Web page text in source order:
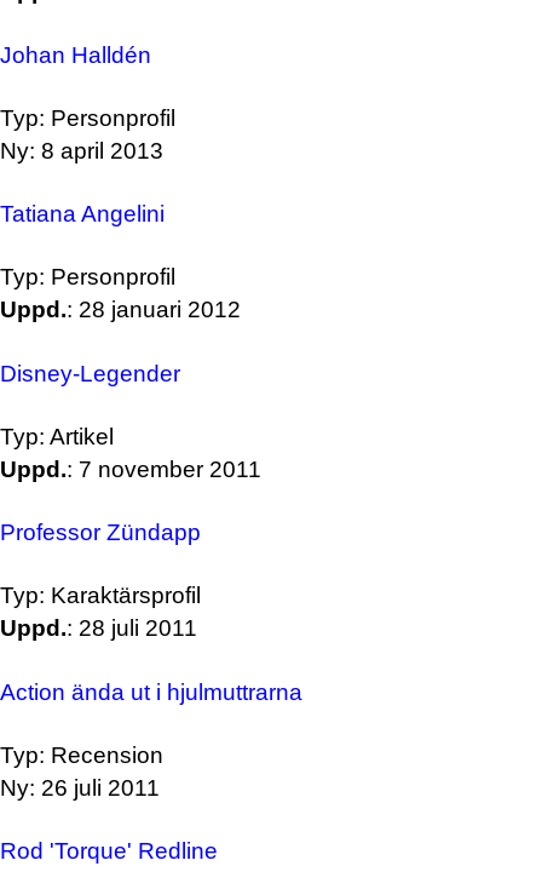
Johan Halldén
Typ: Personprofil
Ny: 8 april 2013
Tatiana Angelini
Typ: Personprofil
Uppd.: 28 januari 2012
Disney-Legender
Typ: Artikel
Uppd.: 7 november 2011
Professor Zündapp
Typ: Karaktärsprofil
Uppd.: 28 juli 2011
Action ända ut i hjulmuttrarna
Typ: Recension
Ny: 26 juli 2011
Rod 'Torque' Redline